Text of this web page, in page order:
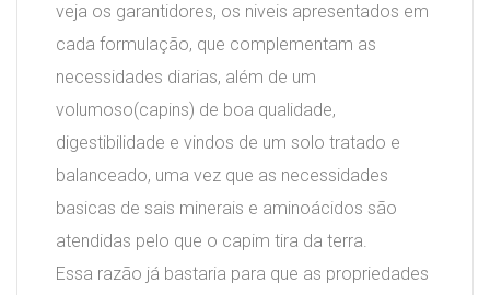
veja os garantidores, os niveis apresentados em
cada formulação, que complementam as
necessidades diarias, além de um
volumoso(capins) de boa qualidade,
digestibilidade e vindos de um solo tratado e
balanceado, uma vez que as necessidades
basicas de sais minerais e aminoácidos são
atendidas pelo que o capim tira da terra.
Essa razão já bastaria para que as propriedades